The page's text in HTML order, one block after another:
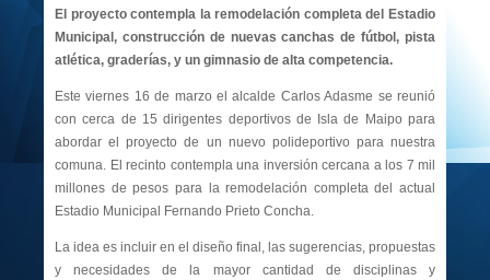
El proyecto contempla la remodelación completa del Estadio
Municipal, construcción de nuevas canchas de fútbol, pista
atlética, graderías, y un gimnasio de alta competencia.
Este viernes 16 de marzo el alcalde Carlos Adasme se reunió
con cerca de 15 dirigentes deportivos de Isla de Maipo para
abordar el proyecto de un nuevo polideportivo para nuestra
comuna. El recinto contempla una inversión cercana a los 7 mil
millones de pesos para la remodelación completa del actual
Estadio Municipal Fernando Prieto Concha.
La idea es incluir en el diseño final, las sugerencias, propuestas
y necesidades de la mayor cantidad de disciplinas y